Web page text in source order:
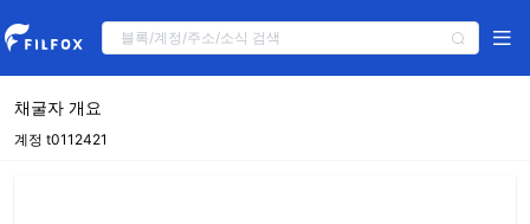
채굴자 개요
계정 t0112421